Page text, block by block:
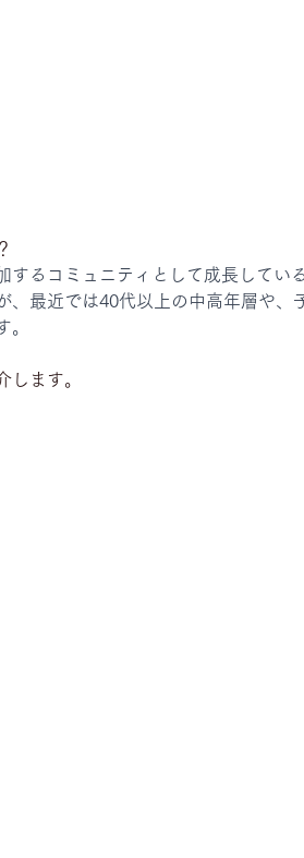
るコミュニティとして成長してい
、最近では40代以上の中高年層や、
。
します。